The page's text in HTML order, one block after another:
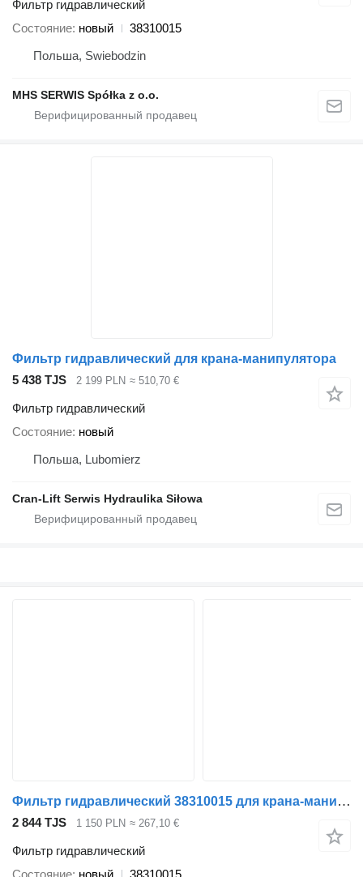
Фильтр гидравлический
Состояние новый
38310015
Польша, Swiebodzin
MHS SERWIS Spółka z o.o.
Фильтр гидравлический для крана-манипулятора
5 438 TJS
2 199 PLN ≈ 510,70 €
Фильтр гидравлический
Состояние новый
Польша, Lubomierz
Cran-Lift Serwis Hydraulika Siłowa
Фильтр гидравлический 38310015 для крана-манипулятора Jonsered J1080
2 844 TJS 1 150 PLN ≈ 267,10 €
Фильтр гидравлический
Состояние новый 38310015